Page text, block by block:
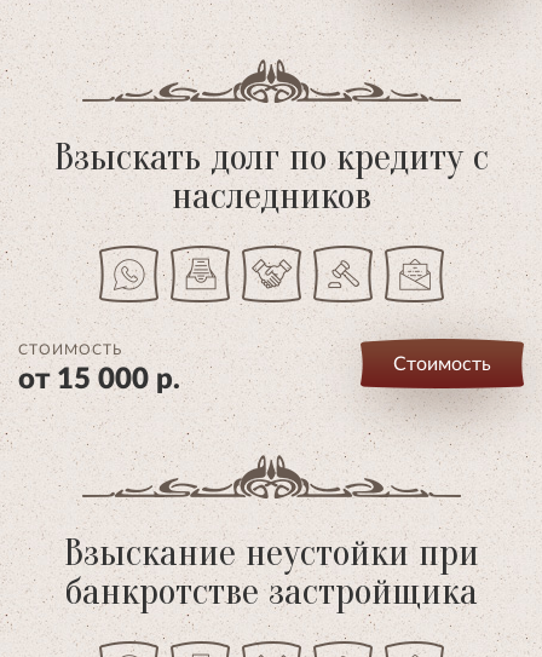
Взыскать долг по кредиту с
наследников
СТОИМОСТЬ
от 15 000 р.
Стоимость
Взыскание неустойки при
банкротстве застройщика